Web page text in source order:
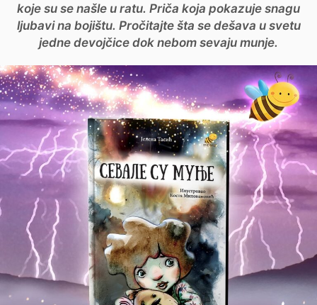
koje su se našle u ratu. Priča koja pokazuje snagu
ljubavi na bojištu. Pročitajte šta se dešava u svetu
jedne devojčice dok nebom sevaju munje.